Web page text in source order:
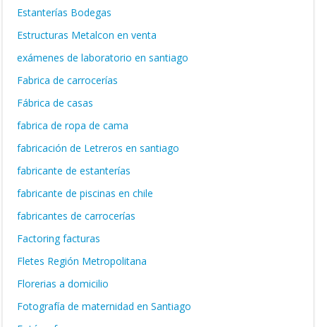
Estanterías Bodegas
Estructuras Metalcon en venta
exámenes de laboratorio en santiago
Fabrica de carrocerías
Fábrica de casas
fabrica de ropa de cama
fabricación de Letreros en santiago
fabricante de estanterías
fabricante de piscinas en chile
fabricantes de carrocerías
Factoring facturas
Fletes Región Metropolitana
Florerias a domicilio
Fotografía de maternidad en Santiago